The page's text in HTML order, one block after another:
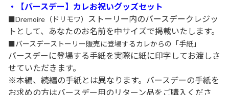
・【バースデー】カレお祝いグッズセット
■Dremoire（ドリモワ）
ストーリー内のバースデークレジッ
トとして、あなたのお名前を中サイズで掲載いたします。
■バースデーストーリー販売に登場するカレからの「手紙」
バースデーに登場する手紙を実際に紙に印字してお渡しさ
せていただきます。
※本編、続編の手紙とは異なります。バースデーの手紙を
お求めの方はバースデー用のリターン品をご購入くださ